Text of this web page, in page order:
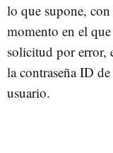
lo que supone,
momento en el que
solicitud por error,
la contraseña ID
usuario.